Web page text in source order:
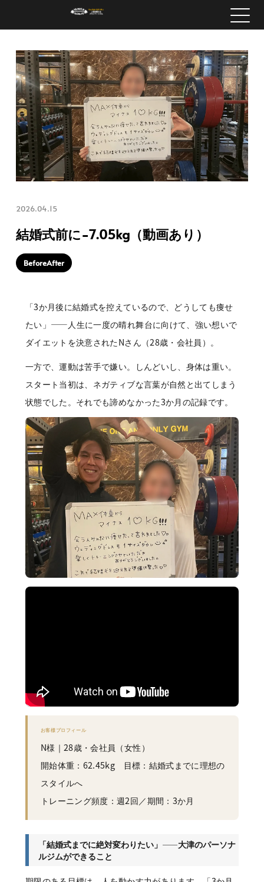
2026.04.15
結婚式前に−7.05kg（動画あり）
BeforeAfter
「3か月後に結婚式を控えているので、どうしても痩せ
たい」——人生に一度の晴れ舞台に向けて、強い想いで
ダイエットを決意されたNさん（28歳・会社員）。
一方で、運動は苦手で嫌い。しんどいし、身体は重い。
スタート当初は、ネガティブな言葉が自然と出てしまう
状態でした。それでも諦めなかった3か月の記録です。
お客様プロフィール
N様 ｜28歳・会社員（女性）
開始体重：62.45kg 目標：結婚式までに理想の
スタイルへ
トレーニング頻度：週2回／期間：3か月
「結婚式までに絶対変わりたい」——大津のパーソナ
ルジムができること